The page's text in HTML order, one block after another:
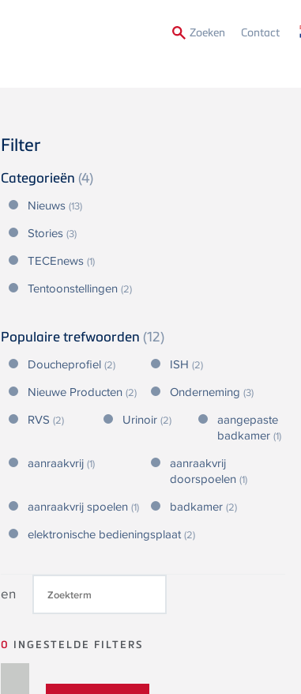
Zoeken Contact
Filter
Categorieën (4)
Nieuws (13)
Stories (3)
TECEnews (1)
Tentoonstellingen (2)
Populaire trefwoorden (12)
Doucheprofiel (2) ISH (2)
Nieuwe Producten (2) Onderneming (3)
RVS (2) Urinoir (2)
aangepaste
badkamer (1)
aanraakvrij (1)
aanraakvrij
doorspoelen (1)
aanraakvrij spoelen (1) badkamer (2)
elektronische bedieningsplaat(2)
en
0 INGESTELDE FILTERS